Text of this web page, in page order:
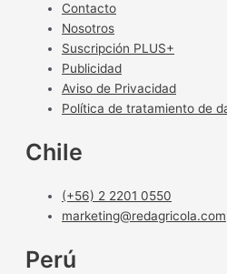
Contacto
Nosotros
Suscripción PLUS+
Publicidad
Aviso de Privacidad
Política de tratamiento de
Chile
(+56) 2 2201 0550
marketing@redagricola.com
Perú